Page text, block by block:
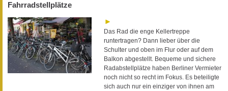
Fahrradstellplätze
Das Rad die enge Kellertreppe
runtertragen? Dann lieber über die
Schulter und oben im Flur oder auf dem
Balkon abgestellt. Bequeme und sichere
Radabstellplätze haben Berliner Vermieter
noch nicht so recht im Fokus. Es beteiligte
sich auch nur ein einziger von ihnen am